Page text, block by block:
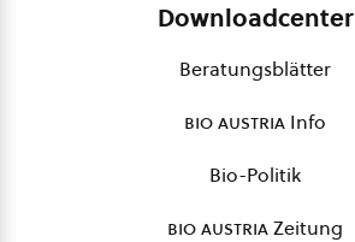
Downloadcenter
Beratungsblätter
bio austria Info
Bio-Politik
bio austriaZeitung